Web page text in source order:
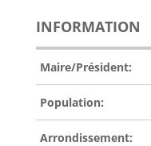
INFORMATION
Maire/Président:
Population:
Arrondissement: